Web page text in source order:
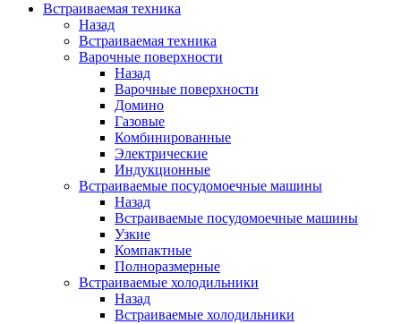
Встраиваемая техника
Назад
Встраиваемая техника
Варочные поверхности
Назад
Варочные поверхности
Домино
Газовые
Комбинированные
Электрические
Индукционные
Встраиваемые посудомоечные машины
Назад
Встраиваемые посудомоечные машины
Узкие
Компактные
Полноразмерные
Встраиваемые холодильники
Назад
Встраиваемые холодильники